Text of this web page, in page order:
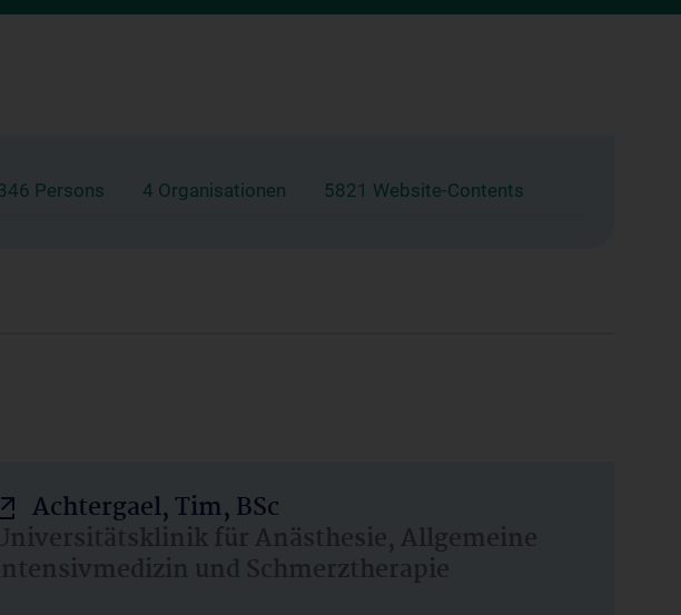
Persons 4 Organisationen 5821 Website-Contents
Achtergael, Tim, BSc
für Anästhesie, Allgemeine
und Schmerztherapie